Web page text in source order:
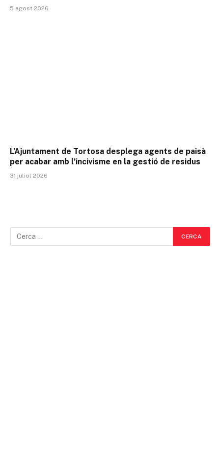
5 agost 2026
L’Ajuntament de Tortosa desplega agents de paisà
per acabar amb l’incivisme en la gestió de residus
31 juliol 2026